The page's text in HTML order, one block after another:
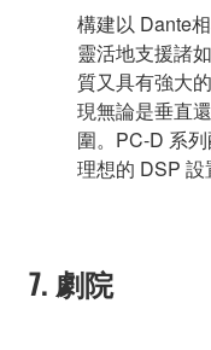
構建以 Dante
靈活地支援諸
質又具有強大
現無論是垂直
圍。PC-D 系
理想的 DSP 設
7. 劇院